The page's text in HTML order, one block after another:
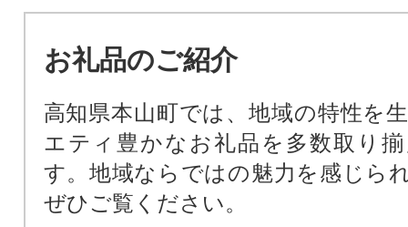
お礼品のご紹介
高知県本山町では、地域の特性を
エティ豊かなお礼品を多数取り
す。地域ならではの魅力を感じら
ぜひご覧ください。